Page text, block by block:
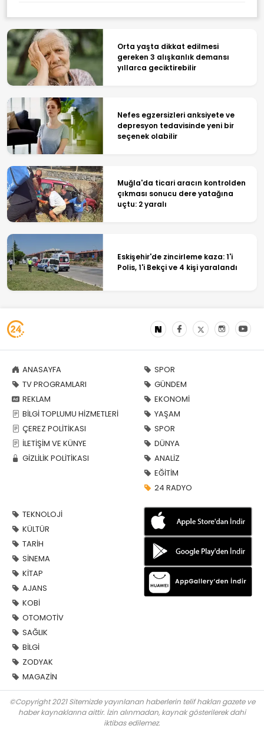
Orta yaşta dikkat edilmesi
gereken 3 alışkanlık demansı
yıllarca geciktirebilir
Nefes egzersizleri anksiyete ve
depresyon tedavisinde yeni bir
seçenek olabilir
Muğla'da ticari aracın kontrolden
çıkması sonucu dere yatağına
uçtu: 2 yaralı
Eskişehir'de zincirleme kaza: 1'i
Polis, 1'i Bekçi ve 4 kişi yaralandı
ANASAYFA
TV PROGRAMLARI
REKLAM
BİLGİ TOPLUMU HİZMETLERİ
ÇEREZ POLİTİKASI
İLETİŞİM VE KÜNYE
GİZLİLİK POLİTİKASI
SPOR
GÜNDEM
EKONOMİ
YAŞAM
SPOR
DÜNYA
ANALİZ
EĞİTİM
24 RADYO
TEKNOLOJİ
KÜLTÜR
TARİH
SİNEMA
KİTAP
AJANS
KOBİ
OTOMOTİV
SAĞLIK
BİLGİ
ZODYAK
MAGAZİN
©Copyright 2021 Sitemizde yayınlanan haberlerin telif hakları gazete ve
haber kaynaklarına aittir. İzin alınmadan, kaynak gösterilerek dahi
iktibas edilemez.